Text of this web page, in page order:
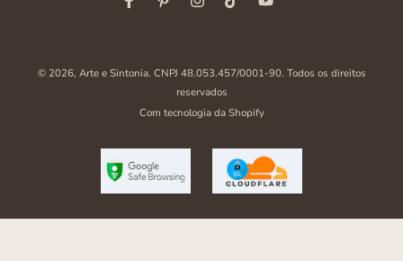
FacebookPinterestInstagramTiktokYoutube
© 2026, Arte e Sintonia. CNPJ 48.053.457/0001-90. Todos os direitos
reservados
Com tecnologia da Shopify